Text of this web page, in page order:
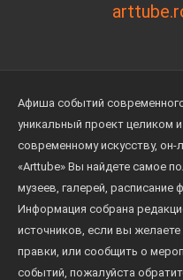
Афиша событий
уникальный проект целиком
современному искусству, он-
«Arttube» Вы найдете самое
музеев, галерей, расписание
Информация собрана
источников, если вы
правки, или сообщить о
событий, пожалуйста